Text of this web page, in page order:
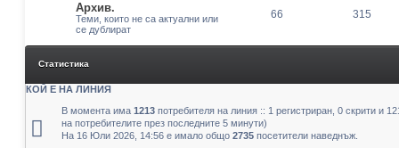
Архив.
Теми, които не са актуални или
се дублират
66 315
Статистика
КОЙ Е НА ЛИНИЯ
В момента има 1213 потребителя на линия :: 1 регистриран, 0 скрити и
на потребителите през последните 5 минути)
На 16 Юли 2026, 14:56 е имало общо 2735 посетители наведнъж.